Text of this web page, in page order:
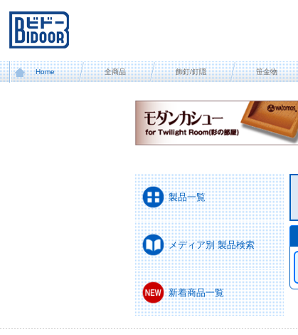
Home 全商品 飾釘/釘隠 笹金物
製品一覧
メディア別 製品検索
新着商品一覧